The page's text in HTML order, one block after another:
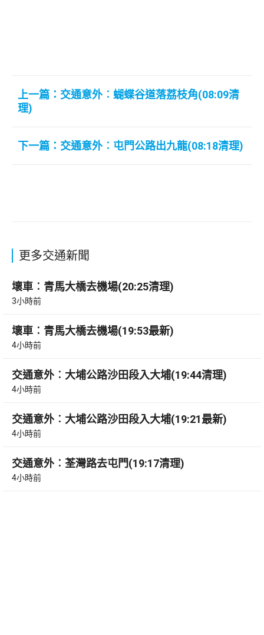
上一篇：交通意外︰蝴蝶谷道落荔枝角(08:09清
理)
下一篇：交通意外︰屯門公路出九龍(08:18清理)
更多交通新聞
壞車︰青馬大橋去機場(20:25清理)
3小時前
壞車︰青馬大橋去機場(19:53最新)
4小時前
交通意外︰大埔公路沙田段入大埔(19:44清理)
4小時前
交通意外︰大埔公路沙田段入大埔(19:21最新)
4小時前
交通意外︰荃灣路去屯門(19:17清理)
4小時前